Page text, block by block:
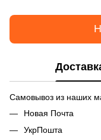
Самовывоз из наших
Новая Почта
УкрПошта